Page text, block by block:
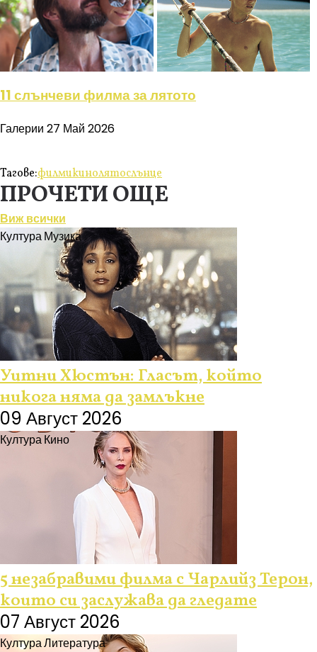
11 слънчеви филма за лятото
Галерии 27 Май 2026
Тагове:филмикинолятослънце
ПРОЧЕТИ ОЩЕ
Виж всички
КултураМузика
Уитни Хюстън: Гласът, който
никога няма да замлъкне
09 Август 2026
КултураКино
5 незабравими филма с Чарлийз Терон,
които си заслужава да гледате
07 Август 2026
КултураЛитература